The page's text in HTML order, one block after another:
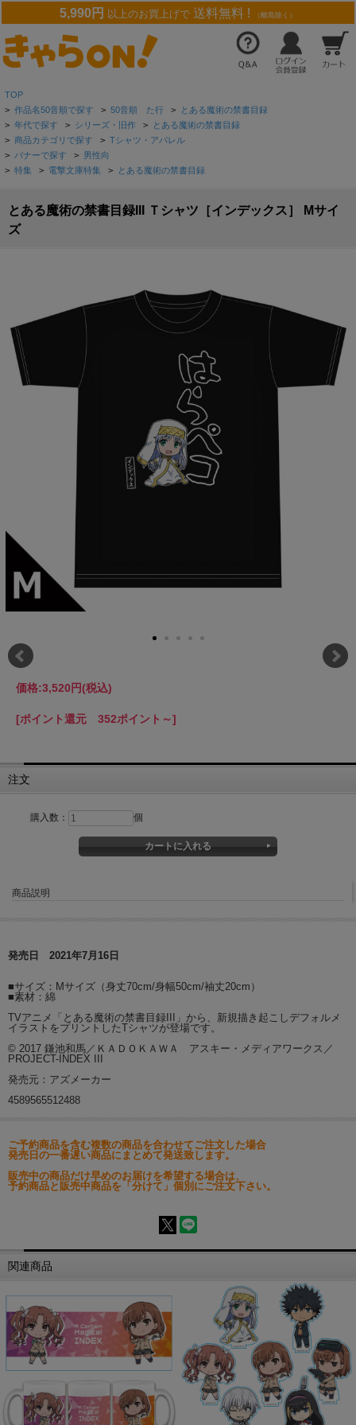
5,990円 以上のお買上げで 送料無料 ! （離島除く）
TOP
> 作品名50音順で探す > 50音順 た行 > とある魔術の禁書目録
> 年代で探す > シリーズ・旧作 > とある魔術の禁書目録
> 商品カテゴリで探す > Tシャツ・アパレル
> バナーで探す > 男性向
> 特集 > 電撃文庫特集 > とある魔術の禁書目録
とある魔術の禁書目録III Ｔシャツ［インデックス］ Mサイ
ズ
価格:3,520円(税込)
[ポイント還元 352ポイント～]
注文
購入数： 個
商品説明
発売日 2021年7月16日
■サイズ：Mサイズ（身丈70cm/身幅50cm/袖丈20cm）
■素材：綿
TVアニメ「とある魔術の禁書目録III」から、新規描き起こしデフォルメ
イラストをプリントしたTシャツが登場です。
© 2017 鎌池和馬／ＫＡＤＯＫＡＷＡ アスキー・メディアワークス／
PROJECT-INDEX III
発売元：アズメーカー
4589565512488
ご予約商品を含む複数の商品を合わせてご注文した場合
発売日の一番遅い商品にまとめて発送致します。
販売中の商品だけ早めのお届けを希望する場合は、
予約商品と販売中商品を「分けて」個別にご注文下さい。
関連商品